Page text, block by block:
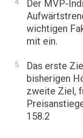
Der MVP-
wichtigen
mit ein.
Das erste
bisherigen
zweite Ziel,
158.2